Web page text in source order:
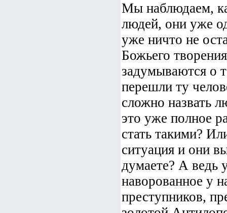
Мы наблюдаем,
людей, они уже
уже ничто не
Божьего
задумываются о
перешли ту
сложно назвать
это уже полное
стать такими?
ситуация и они
думаете? А ведь
наворованное у
преступников,